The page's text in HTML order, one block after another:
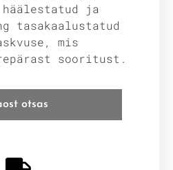
ja
tasakaalustatud
mis
sooritust.
otsas